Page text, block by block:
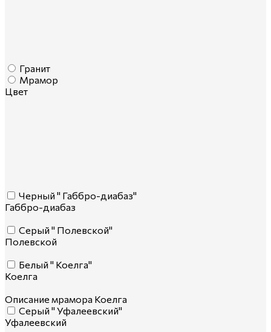
Гранит
Мрамор
Цвет
Черный " Габбро-диабаз"
Габбро-диабаз
Серый " Полевской"
Полевской
Белый " Коелга"
Коелга
Описание мрамора Коелга
Серый " Уфалеевский"
Уфалеевский